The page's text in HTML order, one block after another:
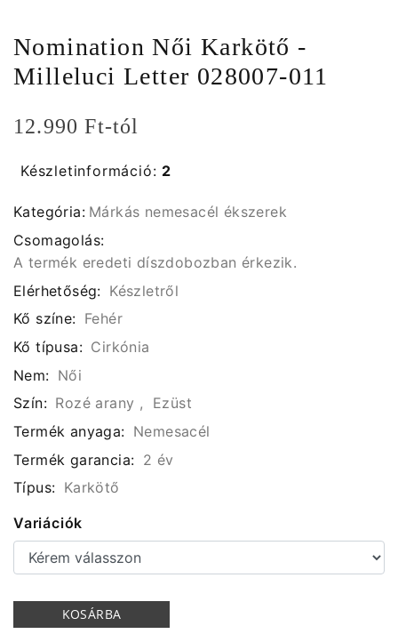
Nomination Női Karkötő -
Milleluci Letter 028007-011
12.990 Ft-tól
Készletinformáció: 2
Kategória: Márkás nemesacél ékszerek
Csomagolás:
A termék eredeti díszdobozban érkezik.
Elérhetőség: Készletről
Kő színe: Fehér
Kő típusa: Cirkónia
Nem: Női
Szín: Rozé arany , Ezüst
Termék anyaga: Nemesacél
Termék garancia: 2 év
Típus: Karkötő
Variációk